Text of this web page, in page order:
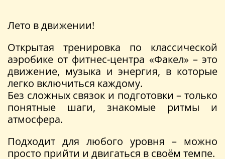
Лето в движении!
Открытая тренировка по классической
аэробике от фитнес-центра «Факел» – это
движение, музыка и энергия, в которые
легко включиться каждому.
Без сложных связок и подготовки – только
понятные шаги, знакомые ритмы и
атмосфера.
Подходит для любого уровня – можно
просто прийти и двигаться в своём темпе.